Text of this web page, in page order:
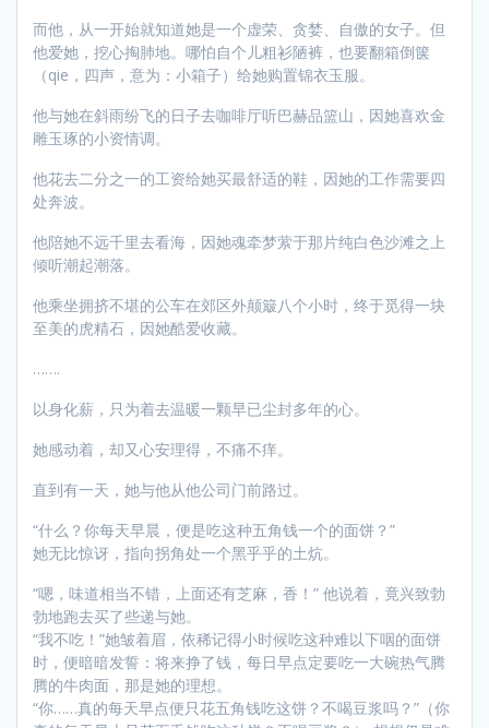
而他，从一开始就知道她是一个虚荣、贪婪、自傲的女子。但
他爱她，挖心掏肺地。哪怕自个儿粗衫陋裤，也要翻箱倒箧
（qie，四声，意为：小箱子）给她购置锦衣玉服。
他与她在斜雨纷飞的日子去咖啡厅听巴赫品篮山，因她喜欢金
雕玉琢的小资情调。
他花去二分之一的工资给她买最舒适的鞋，因她的工作需要四
处奔波。
他陪她不远千里去看海，因她魂牵梦萦于那片纯白色沙滩之上
倾听潮起潮落。
他乘坐拥挤不堪的公车在郊区外颠簸八个小时，终于觅得一块
至美的虎精石，因她酷爱收藏。
…….
以身化薪，只为着去温暖一颗早已尘封多年的心。
她感动着，却又心安理得，不痛不痒。
直到有一天，她与他从他公司门前路过。
“什么？你每天早晨，便是吃这种五角钱一个的面饼？”
她无比惊讶，指向拐角处一个黑乎乎的土炕。
“嗯，味道相当不错，上面还有芝麻，香！” 他说着，竟兴致勃
勃地跑去买了些递与她。
“我不吃！”她皱着眉，依稀记得小时候吃这种难以下咽的面饼
时，便暗暗发誓：将来挣了钱，每日早点定要吃一大碗热气腾
腾的牛肉面，那是她的理想。
“你……真的每天早点便只花五角钱吃这饼？不喝豆浆吗？”（你